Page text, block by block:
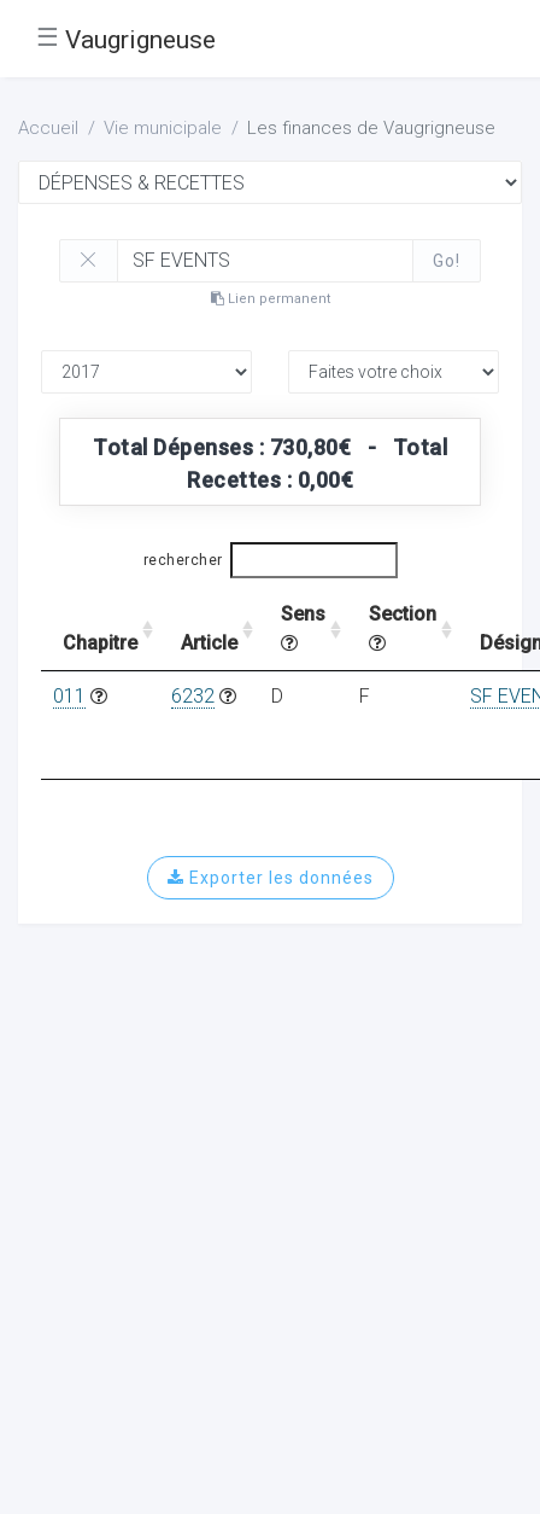
☰ Vaugrigneuse
Accueil Vie municipale Les finances de Vaugrigneuse
Go!
Lien permanent
Total Dépenses : 730,80€ - Total
Recettes : 0,00€
rechercher
Chapitre Article
Sens
Section
011 6232 D F SF
Exporter les données